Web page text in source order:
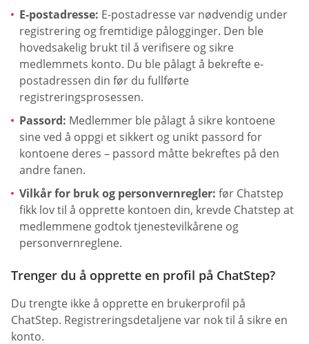
E-postadresse: E-postadresse var nødvendig under
registrering og fremtidige pålogginger. Den ble
hovedsakelig brukt til å verifisere og sikre
medlemmets konto. Du ble pålagt å bekrefte e-
postadressen din før du fullførte
registreringsprosessen.
Passord: Medlemmer ble pålagt å sikre kontoene
sine ved å oppgi et sikkert og unikt passord for
kontoene deres – passord måtte bekreftes på den
andre fanen.
Vilkår for bruk og personvernregler: før Chatstep
fikk lov til å opprette kontoen din, krevde Chatstep at
medlemmene godtok tjenestevilkårene og
personvernreglene.
Trenger du å opprette en profil på ChatStep?
Du trengte ikke å opprette en brukerprofil på
ChatStep. Registreringsdetaljene var nok til å sikre en
konto.